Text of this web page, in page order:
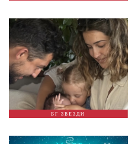
БГ ЗВЕЗДИ